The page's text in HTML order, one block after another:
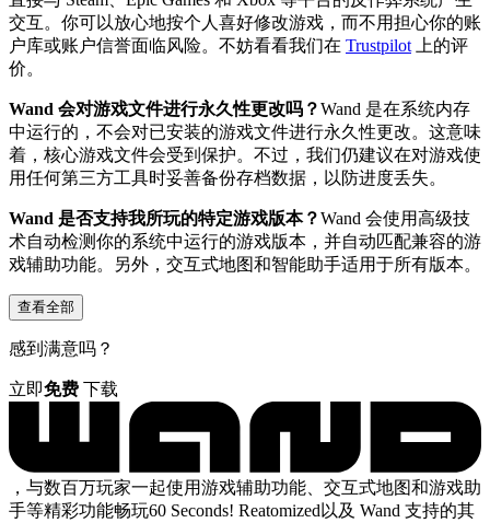
交互。你可以放心地按个人喜好修改游戏，而不用担心你的账
户库或账户信誉面临风险。不妨看看我们在 Trustpilot 上的评
价。
Wand 会对游戏文件进行永久性更改吗？Wand 是在系统内存
中运行的，不会对已安装的游戏文件进行永久性更改。这意味
着，核心游戏文件会受到保护。不过，我们仍建议在对游戏使
用任何第三方工具时妥善备份存档数据，以防进度丢失。
Wand 是否支持我所玩的特定游戏版本？Wand 会使用高级技
术自动检测你的系统中运行的游戏版本，并自动匹配兼容的游
戏辅助功能。另外，交互式地图和智能助手适用于所有版本。
查看全部
感到满意吗？
立即免费 下载
，与数百万玩家一起使用游戏辅助功能、交互式地图和游戏助
手等精彩功能畅玩60 Seconds! Reatomized以及 Wand 支持的其